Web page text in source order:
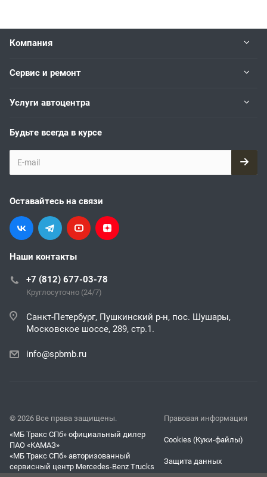
Компания
Сервис и ремонт
Услуги автоцентра
Будьте всегда в курсе
Оставайтесь на связи
Наши контакты
+7 (812) 677-03-78
Круглосуточно (24/7)
Санкт-Петербург, Пушкинский р-н, пос. Шушары,
Московское шоссе, 289, стр.1.
info@spbmb.ru
© 2026 Все права защищены.
Правовая информация
«МБ Тракс СПб» официальный дилер
ПАО «КАМАЗ»
Cookies (Куки-файлы)
«МБ Тракс СПб» авторизованный
сервисный центр Mercedes-Benz Trucks
Защита данных